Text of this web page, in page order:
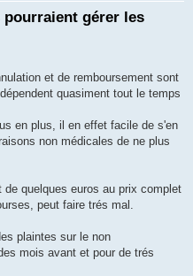
gérer les
et de remboursement sont
quasiment tout le temps
en plus, il en effet facile de s'en
non médicales de ne plus
quelques euros au prix complet
peut faire trés mal.
plaintes sur le non
mois avant et pour de trés